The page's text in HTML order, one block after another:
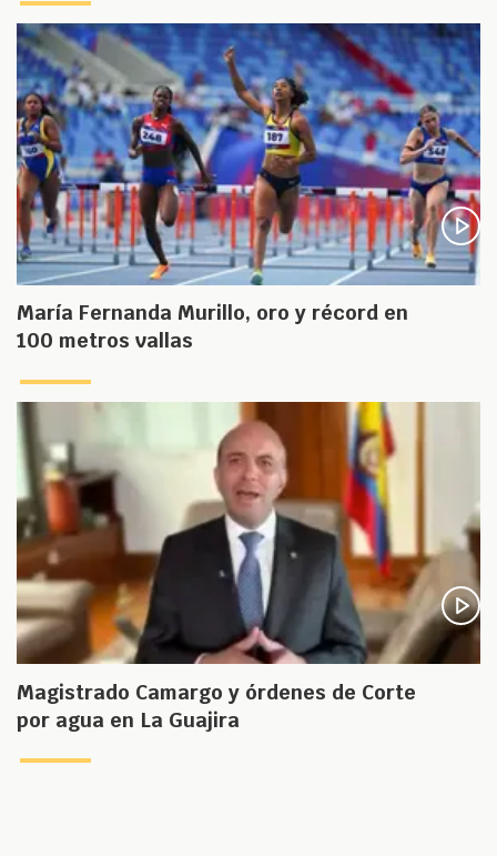
María Fernanda Murillo, oro y récord en
100 metros vallas
Magistrado Camargo y órdenes de Corte
por agua en La Guajira